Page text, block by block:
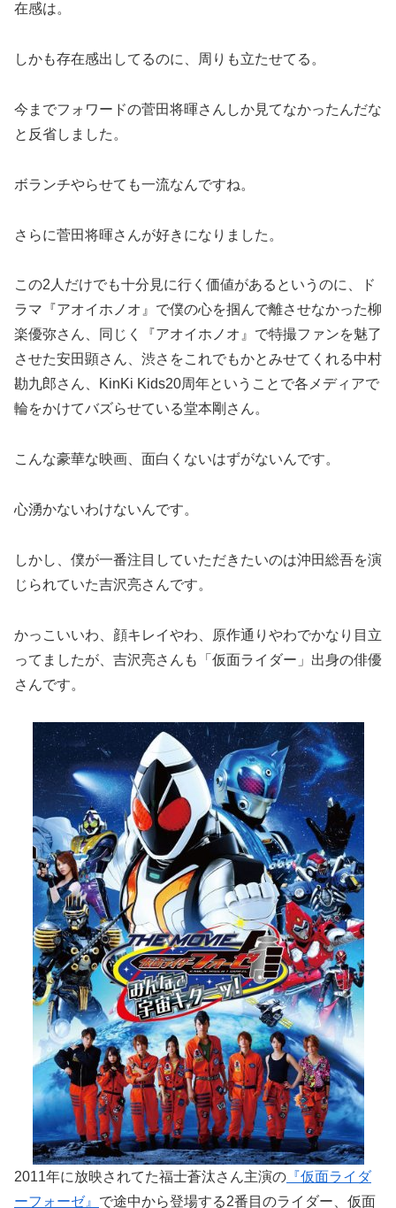
在感は。
しかも存在感出してるのに、周りも立たせてる。
今までフォワードの菅田将暉さんしか見てなかったんだな
と反省しました。
ボランチやらせても一流なんですね。
さらに菅田将暉さんが好きになりました。
この2人だけでも十分見に行く価値があるというのに、ド
ラマ『アオイホノオ』で僕の心を掴んで離させなかった柳
楽優弥さん、同じく『アオイホノオ』で特撮ファンを魅了
させた安田顕さん、渋さをこれでもかとみせてくれる中村
勘九郎さん、KinKi Kids20周年ということで各メディアで
輪をかけてバズらせている堂本剛さん。
こんな豪華な映画、面白くないはずがないんです。
心湧かないわけないんです。
しかし、僕が一番注目していただきたいのは沖田総吾を演
じられていた吉沢亮さんです。
かっこいいわ、顔キレイやわ、原作通りやわでかなり目立
ってましたが、吉沢亮さんも「仮面ライダー」出身の俳優
さんです。
2011年に放映されてた福士蒼汰さん主演の 『仮面ライダ
ーフォーゼ』 で途中から登場する2番目のライダー、仮面